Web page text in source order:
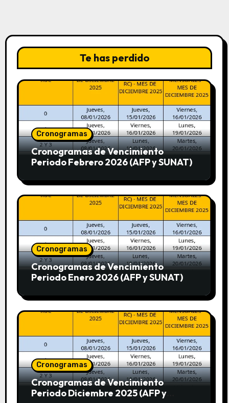
Te has perdido
Cronogramas
Cronogramas de Vencimiento
Periodo Febrero 2026 (AFP y SUNAT)
Cronogramas
Cronogramas de Vencimiento
Periodo Enero 2026 (AFP y SUNAT)
Cronogramas
Cronogramas de Vencimiento
Periodo Diciembre 2025 (AFP y